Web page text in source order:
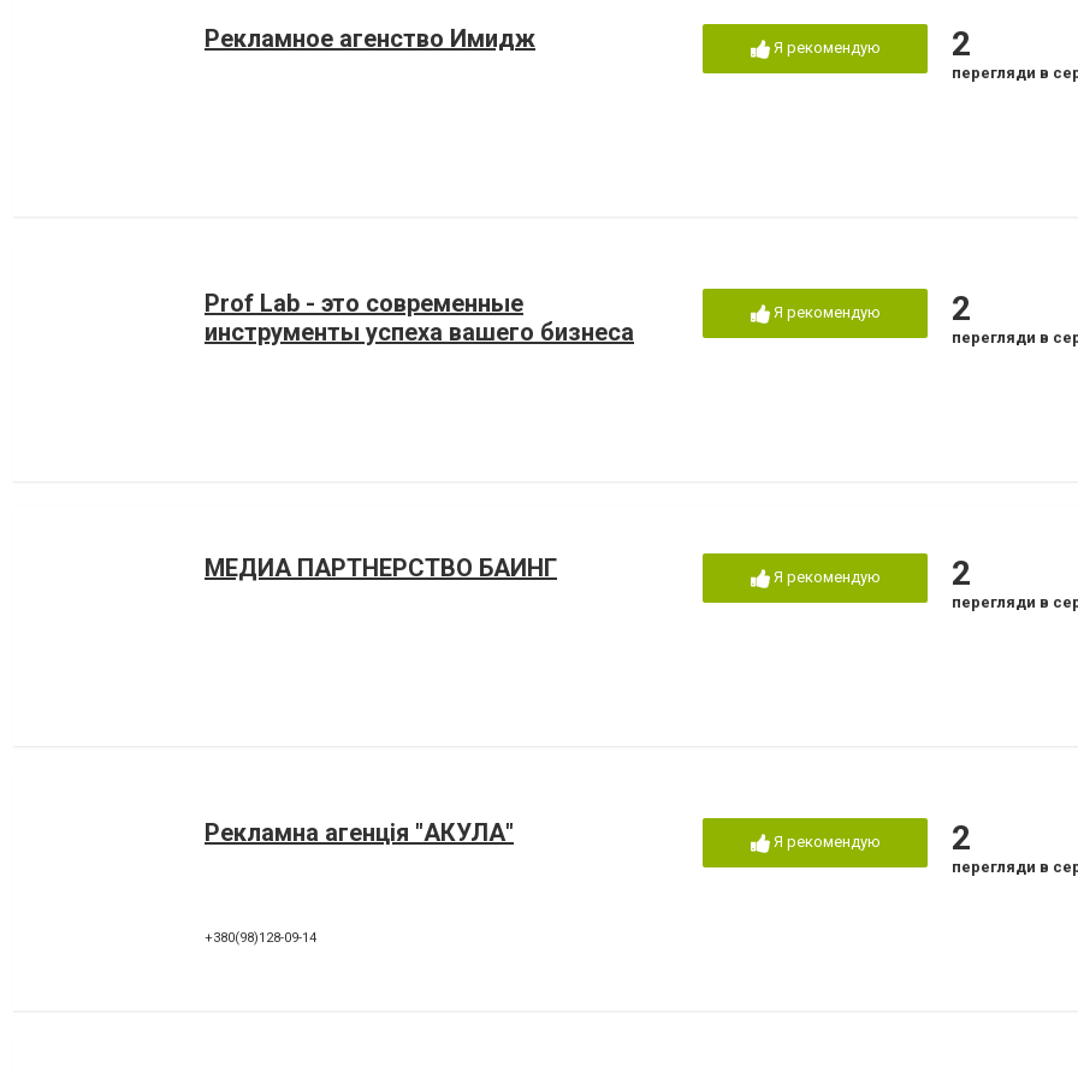
Рекламное агенство Имидж Я рекомендую 2
перегляди в
Prof Lab - это современные
инструменты успеха вашего бизнеса
Я рекомендую 2
перегляди в
МЕДИА ПАРТНЕРСТВО БАИНГ Я рекомендую 2
перегляди в
Рекламна агенція "АКУЛА"
+380(98)128-09-14
Я рекомендую 2
перегляди в